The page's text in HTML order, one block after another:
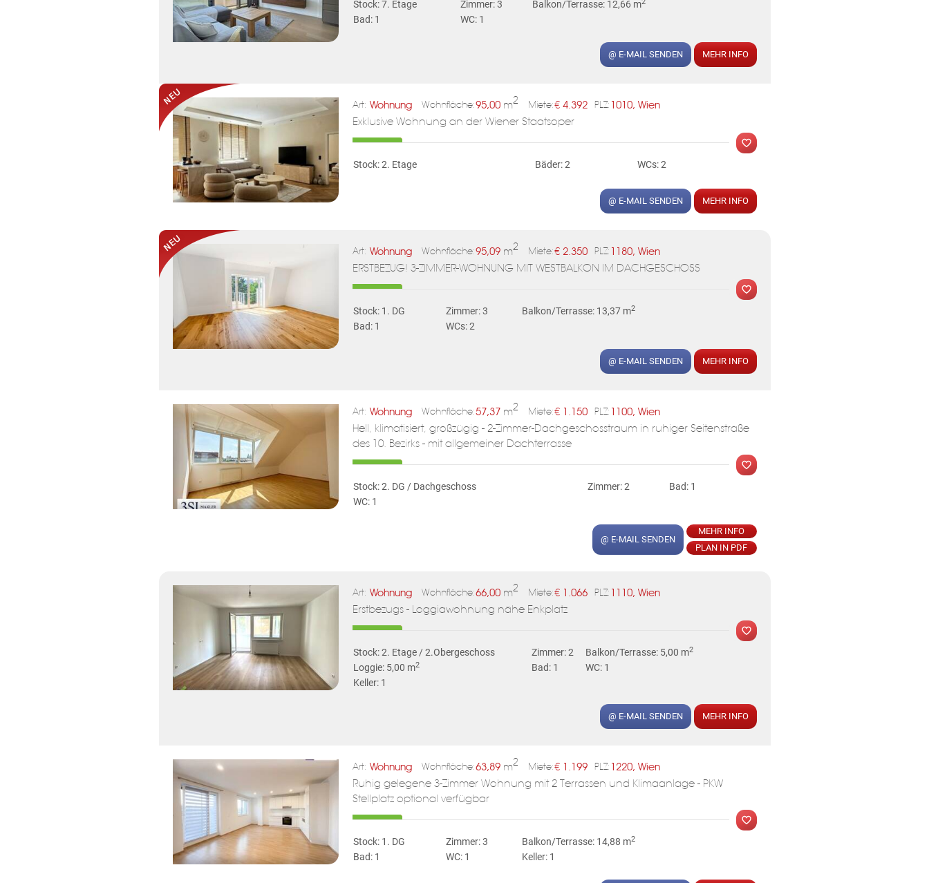
Stock: 7. Etage Zimmer: 3 Balkon/Terrasse: 12,66 m2
Bad: 1 WC: 1
@ E-MAIL SENDEN MEHR INFO
Art: Wohnung Wohnfläche:95,00 m2 Miete:€ 4.392 PLZ: 1010, Wien
Exklusive Wohnung an der Wiener Staatsoper
Stock: 2. Etage Bäder: 2 WCs: 2
@ E-MAIL SENDEN MEHR INFO
Art: Wohnung Wohnfläche:95,09 m2 Miete:€ 2.350 PLZ: 1180, Wien
ERSTBEZUG! 3-ZIMMER-WOHNUNG MIT WESTBALKON IM DACHGESCHOSS
MER
Stock: 1. DG Zimmer: 3 Balkon/Terrasse: 13,37 m2
Bad: 1 WCs: 2
@ E-MAIL SENDEN MEHR INFO
Art: Wohnung Wohnfläche:57,37 m2 Miete:€ 1.150 PLZ: 1100, Wien
Hell, klimatisiert, großzügig - 2-Zimmer-Dachgeschosstraum in ruhiger Seitenstraße
des 10. Bezirks - mit allgemeiner Dachterrasse
Stock: 2. DG / Dachgeschoss Zimmer: 2
Bad: 1
WC: 1
@ E-MAIL SENDEN
MEHR INFO
PLAN IN PDF
Art: Wohnung Wohnfläche:66,00 m2 Miete:€ 1.066 PLZ: 1110, Wien
Erstbezugs - Loggiawohnung nähe Enkplatz
Stock: 2. Etage / 2.Obergeschoss Zimmer: 2 Balkon/Terrasse: 5,00 m2
Loggie: 5,00 m2 Bad: 1
WC: 1
Keller: 1
@ E-MAIL SENDEN MEHR INFO
Art: Wohnung Wohnfläche:63,89 m2 Miete:€ 1.199 PLZ: 1220, Wien
Ruhig gelegene 3-Zimmer Wohnung mit 2 Terrassen und Klimaanlage - PKW
Stellplatz optional verfügbar
Stock: 1. DG Zimmer: 3 Balkon/Terrasse: 14,88 m2
Bad: 1 WC: 1 Keller: 1